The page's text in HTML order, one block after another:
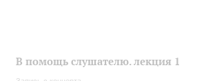
В помощь слушателю. лекция 1